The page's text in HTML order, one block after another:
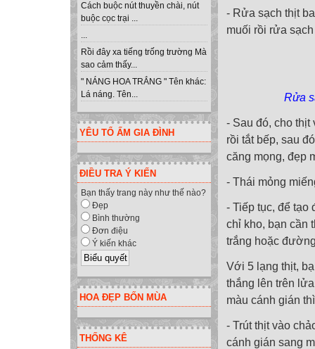
Cách buộc nút thuyền chài, nút
buộc cọc trại ...
...
Rồi đây xa tiếng trống trường Mà
sao cảm thấy...
" NÁNG HOA TRẮNG " Tên khác:
Lá náng. Tên...
YÊU TỔ ẤM GIA ĐÌNH
ĐIỀU TRA Ý KIẾN
Bạn thấy trang này như thế nào?
Đẹp
Bình thường
Đơn điệu
Ý kiến khác
HOA ĐẸP BỐN MÙA
THỐNG KÊ
- Rửa sạch thịt
muối rồi rửa
Rửa
- Sau đó, cho
rồi tắt bếp, sau
căng mọng, đẹp
- Thái mỏng
- Tiếp tục, để tạo
chỉ kho, bạn cần
trắng hoặc
Với 5 lạng thịt,
thắng lên trên
màu cánh gián
- Trút thịt vào
cánh gián sang